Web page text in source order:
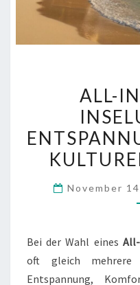
ALL-
November
Bei der Wahl eines
oft gleich mehrere
Entspannung,